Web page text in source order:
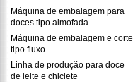
Máquina de embalagem para
doces tipo almofada
Máquina de embalagem e corte
tipo fluxo
Linha de produção para doce
de leite e chiclete